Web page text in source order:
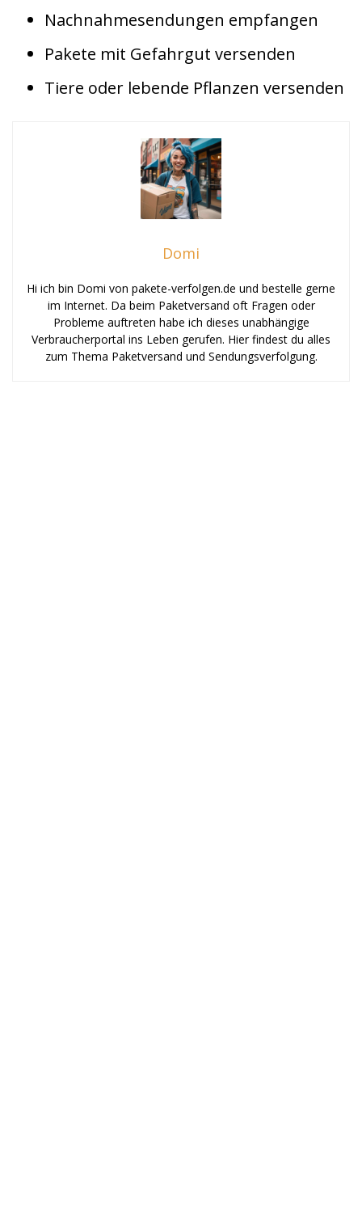
Nachnahmesendungen empfangen
Pakete mit Gefahrgut versenden
Tiere oder lebende Pflanzen versenden
Domi
Hi ich bin Domi von pakete-verfolgen.de und bestelle gerne
im Internet. Da beim Paketversand oft Fragen oder
Probleme auftreten habe ich dieses unabhängige
Verbraucherportal ins Leben gerufen. Hier findest du alles
zum Thema Paketversand und Sendungsverfolgung.